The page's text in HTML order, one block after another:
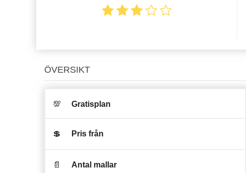
ÖVERSIKT
💯 Gratisplan
💲 Pris från
📄 Antal mallar